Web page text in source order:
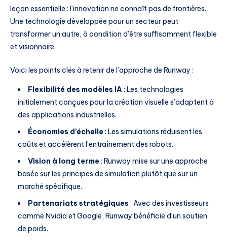
leçon essentielle : l’innovation ne connaît pas de frontières.
Une technologie développée pour un secteur peut
transformer un autre, à condition d’être suffisamment flexible
et visionnaire.
Voici les points clés à retenir de l’approche de Runway :
Flexibilité des modèles IA: Les technologies
initialement conçues pour la création visuelle s’adaptent à
des applications industrielles.
Économies d’échelle: Les simulations réduisent les
coûts et accélèrent l’entraînement des robots.
Vision à long terme: Runway mise sur une approche
basée sur les principes de simulation plutôt que sur un
marché spécifique.
Partenariats stratégiques : Avec des investisseurs
comme Nvidia et Google, Runway bénéficie d’un soutien
de poids.